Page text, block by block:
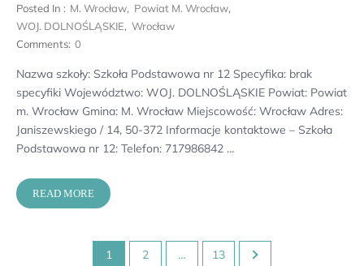
Posted In : M. Wrocław, Powiat M. Wrocław,
WOJ. DOLNOŚLĄSKIE, Wrocław
Comments: 0
Nazwa szkoły: Szkoła Podstawowa nr 12 Specyfika: brak
specyfiki Województwo: WOJ. DOLNOŚLĄSKIE Powiat: Powiat
m. Wrocław Gmina: M. Wrocław Miejscowość: Wrocław Adres:
Janiszewskiego / 14, 50-372 Informacje kontaktowe – Szkoła
Podstawowa nr 12: Telefon: 717986842 …
READ MORE
Stronicowanie
1 2 … 13